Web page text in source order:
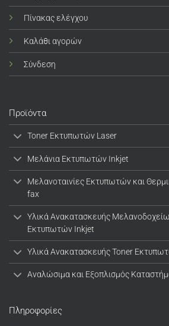
Πίνακας ελέγχου
Καλάθι αγορών
Σύνδεση
Προϊόντα
Toner Εκτυπωτών Laser
Μελάνια Εκτυπωτών Inkjet
Μελανοταινίες Εκτυπωτών και
fax
Υλικά Ανακατασκευής
Εκτυπωτών Inkjet
Υλικά Ανακατασκευής Toner
Αναλώσιμα και Εξοπλισμός
Πληροφορίες